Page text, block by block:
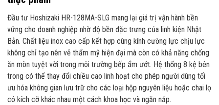
Đầu tư Hoshizaki HR-128MA-SLG mang lại giá trị vận hành bền
vững cho doanh nghiệp nhờ độ bền đặc trưng của linh kiện Nhật
Bản. Chất liệu inox cao cấp kết hợp cùng kính cường lực chịu lực
không chỉ tạo nên vẻ thẩm mỹ hiện đại mà còn có khả năng chống
ăn mòn tuyệt vời trong môi trường bếp ẩm ướt. Hệ thống 8 kệ bên
trong có thể thay đổi chiều cao linh hoạt cho phép người dùng tối
ưu hóa không gian lưu trữ cho các loại hộp nguyên liệu hoặc chai lọ
có kích cỡ khác nhau một cách khoa học và ngăn nắp.